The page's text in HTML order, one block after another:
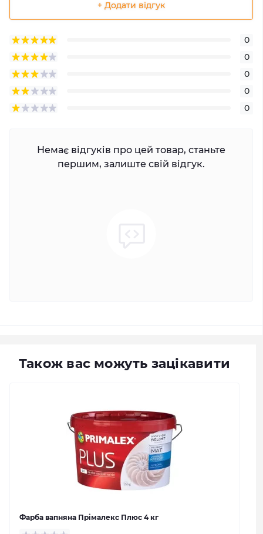
+ Додати відгук
0
0
0
0
0
Немає відгуків про цей товар, станьте
першим, залиште свій відгук.
Також вас можуть зацікавити
Фарба вапняна Прімалекс Плюс 4 кг